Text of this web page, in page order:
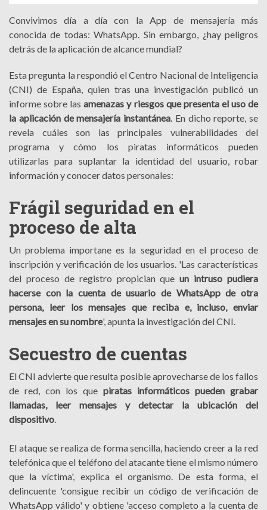
Convivimos día a día con la App de mensajería más
conocida de todas: WhatsApp. Sin embargo, ¿hay peligros
detrás de la aplicación de alcance mundial?
Esta pregunta la respondió el Centro Nacional de Inteligencia
(CNI) de España, quien tras una investigación publicó un
informe sobre lasamenazas y riesgos que presenta el uso de
la aplicación de mensajería instantánea. En dicho reporte, se
revela cuáles son las principales vulnerabilidades del
programa y cómo los piratas informáticos pueden
utilizarlas para suplantar la identidad del usuario, robar
información y conocer datos personales:
Frágil seguridad en el
proceso de alta
Un problema importane es la seguridad en el proceso de
inscripción y verificación de los usuarios. 'Las características
del proceso de registro propician queun intruso pudiera
hacerse con la cuenta de usuario de WhatsApp de otra
persona, leer los mensajes que reciba e, incluso, enviar
mensajes en su nombre', apunta la investigación del CNI.
Secuestro de cuentas
El CNI advierte que resulta posible aprovecharse de los fallos
de red, con los que piratas informáticos pueden grabar
llamadas, leer mensajes y detectar la ubicación del
dispositivo.
El ataque se realiza de forma sencilla, haciendo creer a la red
telefónica que el teléfono del atacante tiene el mismo número
que la víctima', explica el organismo. De esta forma, el
delincuente 'consigue recibir un código de verificación de
WhatsApp válido' y obtiene 'acceso completo a la cuenta de